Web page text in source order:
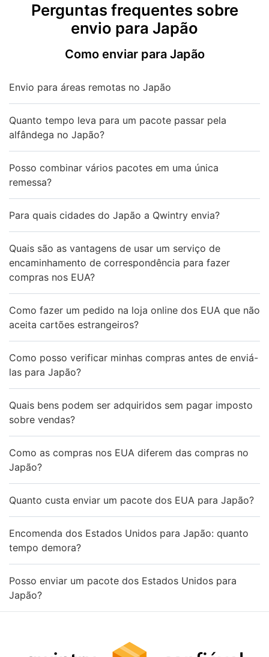
Perguntas frequentes sobre
envio para Japão
Como enviar para Japão
Envio para áreas remotas no Japão
Quanto tempo leva para um pacote passar pela
alfândega no Japão?
Posso combinar vários pacotes em uma única
remessa?
Para quais cidades do Japão a Qwintry envia?
Quais são as vantagens de usar um serviço de
encaminhamento de correspondência para fazer
compras nos EUA?
Como fazer um pedido na loja online dos EUA que não
aceita cartões estrangeiros?
Como posso verificar minhas compras antes de enviá-
las para Japão?
Quais bens podem ser adquiridos sem pagar imposto
sobre vendas?
Como as compras nos EUA diferem das compras no
Japão?
Quanto custa enviar um pacote dos EUA para Japão?
Encomenda dos Estados Unidos para Japão: quanto
tempo demora?
Posso enviar um pacote dos Estados Unidos para
Japão?